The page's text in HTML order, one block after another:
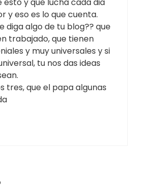
y eso es lo que cuenta.
diga algo de tu blog?? que
trabajado, que tienen
y muy universales y si
tu nos das ideas
tres, que el papa algunas